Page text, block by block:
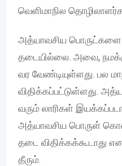
வெளிமாநில
அத்யாவசிய
தடையில்லை. அவை,
வர வேண்டியுள்ளது. பல
விதிக்கப்பட்டுள்ளது.
வரும் லாரிகள்
அத்யாவசிய பொருள்
தடை விதிக்கக்கூடாது
தீரும்.